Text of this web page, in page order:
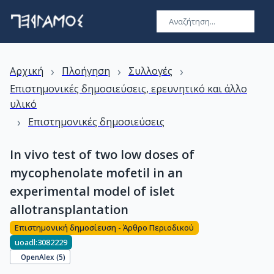
Αρχική › Πλοήγηση › Συλλογές ›
Επιστημονικές δημοσιεύσεις, ερευνητικό και άλλο
υλικό
› Επιστημονικές δημοσιεύσεις
In vivo test of two low doses of
mycophenolate mofetil in an
experimental model of islet
allotransplantation
Επιστημονική δημοσίευση - Άρθρο Περιοδικού
uoadl:3082229
OpenAlex (5)